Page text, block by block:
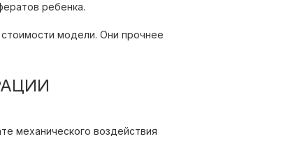
ребенка.
модели. Они прочнее
механического воздействия